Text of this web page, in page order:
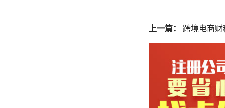
上一篇： 跨境电商